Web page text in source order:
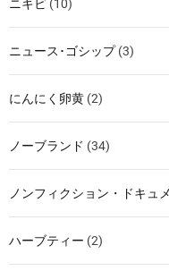
ニキビ (10)
ニュース･ゴシップ(3)
にんにく卵黄 (2)
ノーブランド (34)
ノンフィクション・ドキュ
ハーブティー (2)